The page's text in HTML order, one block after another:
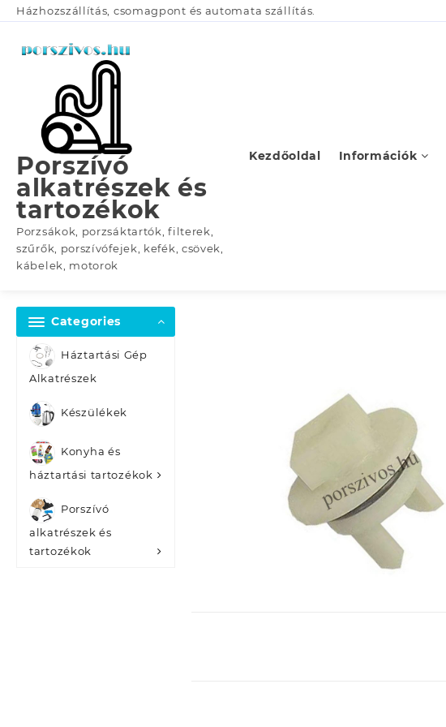
Skip
to
Házhozszállítás, csomagpont és automata szállítás.
Porszívó
alkatrészek és
tartozékok
Porzsákok, porzsáktartók, filterek,
szűrők, porszívófejek, kefék, csövek,
kábelek, motorok
Kezdőoldal Információk
Categories
Háztartási Gép
Alkatrészek
Készülékek
Konyha és
háztartási tartozékok
Porszívó
alkatrészek és
tartozékok